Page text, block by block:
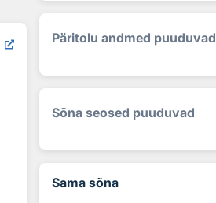
Päritolu andmed puuduvad
Sõna seosed puuduvad
Sama sõna